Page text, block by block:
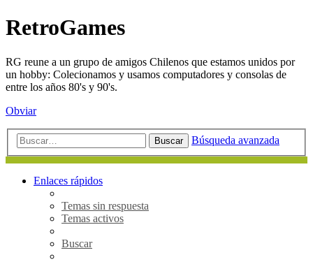
RetroGames
RG reune a un grupo de amigos Chilenos que estamos unidos por
un hobby: Colecionamos y usamos computadores y consolas de
entre los años 80's y 90's.
Obviar
Buscar Búsqueda avanzada
Enlaces rápidos
Temas sin respuesta
Temas activos
Buscar